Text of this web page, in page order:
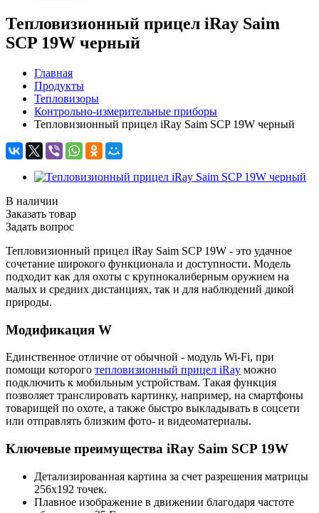
Тепловизионный прицел iRay Saim
SCP 19W черный
Главная
Продукты
Тепловизоры
Контрольно-измерительные приборы
Тепловизионный прицел iRay Saim SCP 19W черный
В наличии
Заказать товар
Задать вопрос
Тепловизионный прицел iRay Saim SCP 19W - это удачное
сочетание широкого функционала и доступности. Модель
подходит как для охоты с крупнокалиберным оружием на
малых и средних дистанциях, так и для наблюдений дикой
природы.
Модификация W
Единственное отличие от обычной - модуль Wi-Fi, при
помощи которого тепловизионный прицел iRay можно
подключить к мобильным устройствам. Такая функция
позволяет транслировать картинку, например, на смартфоны
товарищей по охоте, а также быстро выкладывать в соцсети
или отправлять близким фото- и видеоматериалы.
Ключевые преимущества iRay Saim SCP 19W
Детализированная картина за счет разрешения матрицы
256x192 точек.
Плавное изображение в движении благодаря частоте